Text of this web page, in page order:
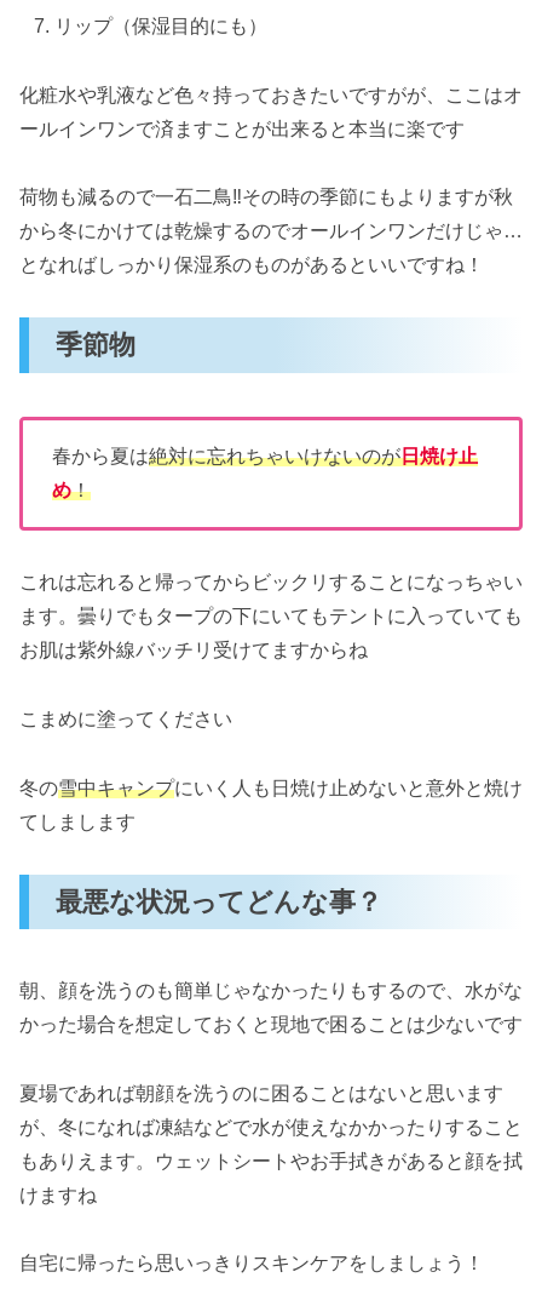
リップ（保湿目的にも）
化粧水や乳液など色々持っておきたいですがが、ここはオ
ールインワンで済ますことが出来ると本当に楽です
荷物も減るので一石二鳥‼︎その時の季節にもよりますが秋
から冬にかけては乾燥するのでオールインワンだけじゃ…
となればしっかり保湿系のものがあるといいですね！
季節物
春から夏は絶対に忘れちゃいけないのが日焼け止
め！
これは忘れると帰ってからビックリすることになっちゃい
ます。曇りでもタープの下にいてもテントに入っていても
お肌は紫外線バッチリ受けてますからね
こまめに塗ってください
冬の雪中キャンプにいく人も日焼け止めないと意外と焼け
てしまします
最悪な状況ってどんな事？
朝、顔を洗うのも簡単じゃなかったりもするので、水がな
かった場合を想定しておくと現地で困ることは少ないです
夏場であれば朝顔を洗うのに困ることはないと思います
が、冬になれば凍結などで水が使えなかかったりすること
もありえます。ウェットシートやお手拭きがあると顔を拭
けますね
自宅に帰ったら思いっきりスキンケアをしましょう！